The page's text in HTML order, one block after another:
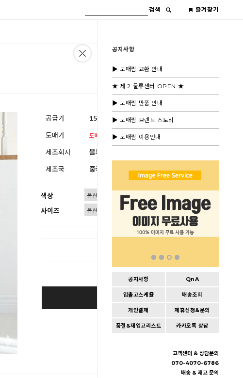
검색 즐겨찾기
공지사항
▶ 도매찜 교환 안내
★ 제 2 물류센터 OPEN ★
▶ 도매찜 반품 안내
▶ 도매찜 브랜드 스토리
▶ 도매찜 이용안내
공지사항 QnA
입출고스케쥴 배송조회
개인결제 제휴신청&문의
품절&재입고리스트 카카오톡 상담
고객센터 & 상담문의
070-4070-6786
배송 & 재고 문의
공급가 15,000원 (부가세별도)
도매가
제조회사 블루모드 제휴사
제조국 중국
색상
사이즈
BUY IT NOW
Cart | Wishlist